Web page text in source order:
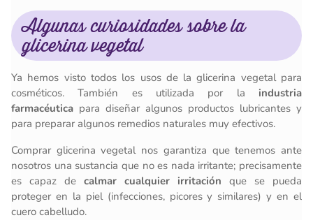
Algunas curiosidades sobre la
glicerina vegetal
Ya hemos visto todos los usos de la glicerina vegetal para
cosméticos. También es utilizada por la industria
farmacéutica para diseñar algunos productos lubricantes y
para preparar algunos remedios naturales muy efectivos.
Comprar glicerina vegetal nos garantiza que tenemos ante
nosotros una sustancia que no es nada irritante; precisamente
es capaz de calmar cualquier irritación que se pueda
proteger en la piel (infecciones, picores y similares) y en el
cuero cabelludo.